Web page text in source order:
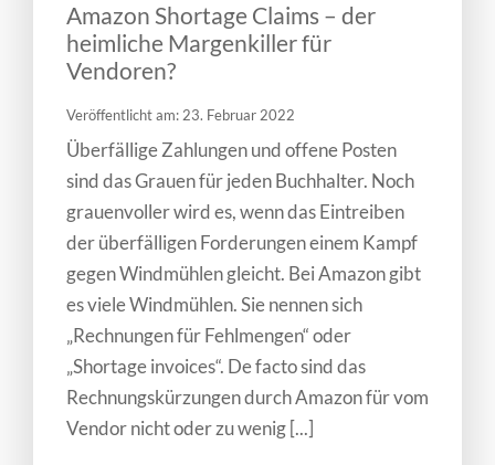
Amazon Shortage Claims – der
heimliche Margenkiller für
Vendoren?
Veröffentlicht am: 23. Februar 2022
Überfällige Zahlungen und offene Posten
sind das Grauen für jeden Buchhalter. Noch
grauenvoller wird es, wenn das Eintreiben
der überfälligen Forderungen einem Kampf
gegen Windmühlen gleicht. Bei Amazon gibt
es viele Windmühlen. Sie nennen sich
„Rechnungen für Fehlmengen“ oder
„Shortage invoices“. De facto sind das
Rechnungskürzungen durch Amazon für vom
Vendor nicht oder zu wenig [...]